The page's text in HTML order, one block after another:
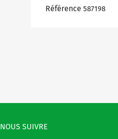
Référence 587198
NOUS SUIVRE